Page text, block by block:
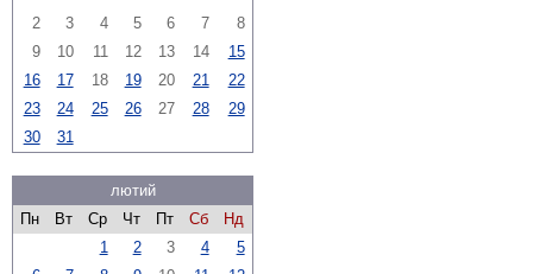
2
3 4 5 6 7
8
9
10 11 12 13 14
15
16
17 18 19 20 21
22
23
24 25 26 27 28
29
30
31
лютий
Пн
Вт Ср Чт Пт Сб
Нд
1
2 3 4
5